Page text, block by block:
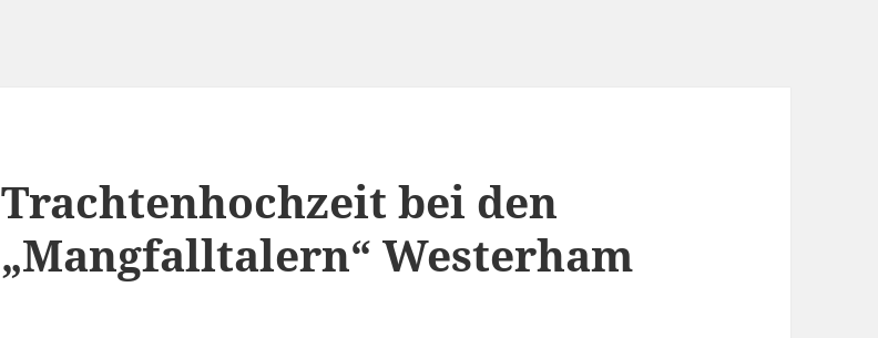
Trachtenhochzeit bei den
„Mangfalltalern“ Westerham